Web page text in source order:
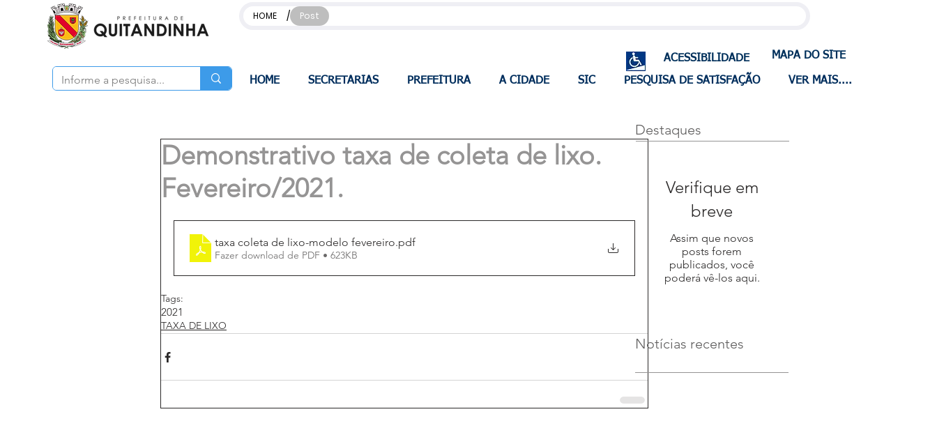
HOME / Post
ACESSIBILIDADE MAPA DO SITE
HOME SECRETARIAS PREFEITURA A CIDADE SIC PESQUISA DE SATISFAÇÃO VER MAIS....
Demonstrativo taxa de coleta de lixo.
Fevereiro/2021.
taxa coleta de lixo-modelo fevereiro.pdf
Fazer download de PDF • 623KB
Tags:
2021
TAXA DE LIXO
Destaques
Verifique em
breve
Assim que novos
posts forem
publicados, você
poderá vê-los aqui.
Notícias recentes